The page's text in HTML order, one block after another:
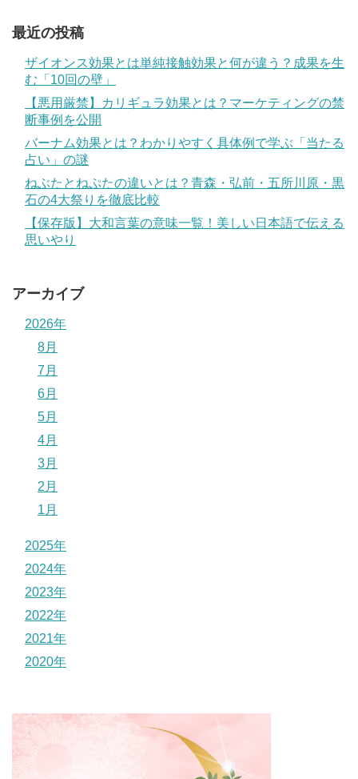
最近の投稿
ザイオンス効果とは単純接触効果と何が違う？成果を生
む「10回の壁」
【悪用厳禁】カリギュラ効果とは？マーケティングの禁
断事例を公開
バーナム効果とは？わかりやすく具体例で学ぶ「当たる
占い」の謎
ねぶたとねぷたの違いとは？青森・弘前・五所川原・黒
石の4大祭りを徹底比較
【保存版】大和言葉の意味一覧！美しい日本語で伝える
思いやり
アーカイブ
2026年
8月
7月
6月
5月
4月
3月
2月
1月
2025年
2024年
2023年
2022年
2021年
2020年